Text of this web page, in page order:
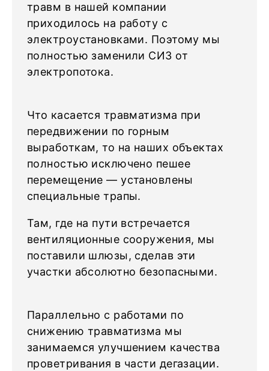
травм в нашей компании
приходилось на работу с
электроустановками. Поэтому мы
полностью заменили СИЗ от
электропотока.
Что касается травматизма при
передвижении по горным
выработкам, то на наших объектах
полностью исключено пешее
перемещение — установлены
специальные трапы.
Там, где на пути встречается
вентиляционные сооружения, мы
поставили шлюзы, сделав эти
участки абсолютно безопасными.
Параллельно с работами по
снижению травматизма мы
занимаемся улучшением качества
проветривания в части дегазации.